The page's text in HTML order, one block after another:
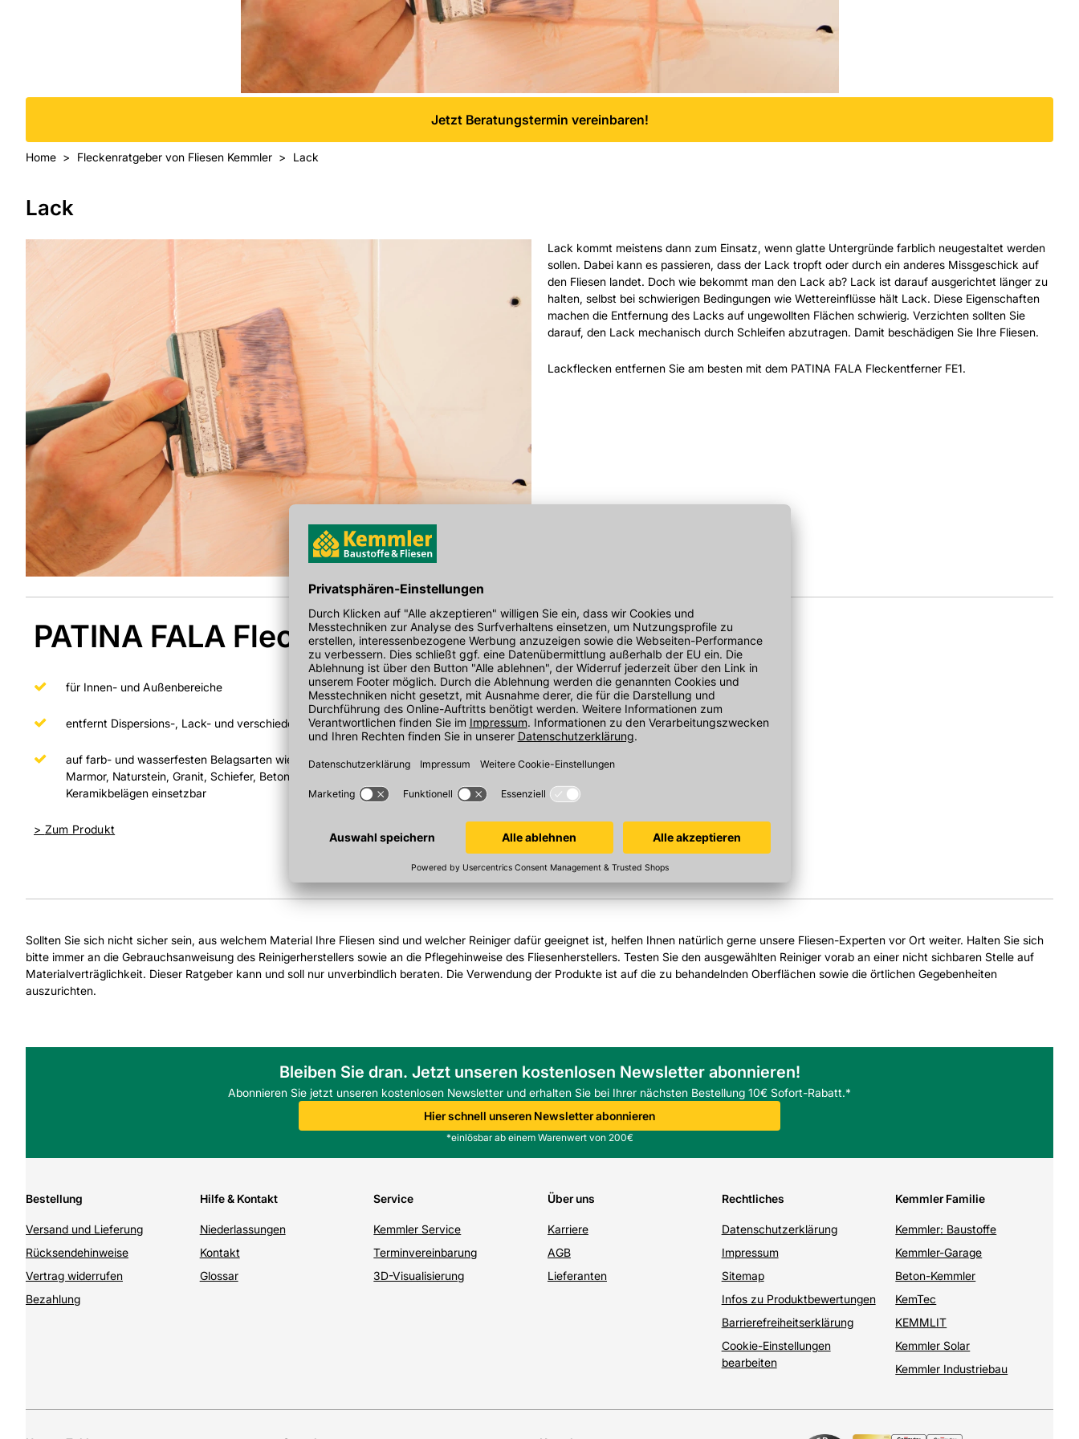
Jetzt Beratungstermin vereinbaren!
Home Fleckenratgeber von Fliesen Kemmler Lack
Lack
Lack kommt meistens dann zum Einsatz, wenn glatte Untergründe farblich neugestaltet werden
sollen. Dabei kann es passieren, dass der Lack tropft oder durch ein anderes Missgeschick auf
den Fliesen landet. Doch wie bekommt man den Lack ab? Lack ist darauf ausgerichtet länger zu
halten, selbst bei schwierigen Bedingungen wie Wettereinflüsse hält Lack. Diese Eigenschaften
machen die Entfernung des Lacks auf ungewollten Flächen schwierig. Verzichten sollten Sie
darauf, den Lack mechanisch durch Schleifen abzutragen. Damit beschädigen Sie Ihre Fliesen.
Lackflecken entfernen Sie am besten mit dem PATINA FALA Fleckentferner FE1.
PATINA FALA Fleckentferner FE1
für Innen- und Außenbereiche
entfernt Dispersions-, Lack- und verschiedene Graffitifarben, Wachse, Teer, Öle, Silikon
auf farb- und wasserfesten Belagsarten wie Fliesen, Cotto, Ton- und Ziegeltonplatten,
Marmor, Naturstein, Granit, Schiefer, Betonwerkstein, Feinsteinzeug und allen
Keramikbelägen einsetzbar
> Zum Produkt
Sollten Sie sich nicht sicher sein, aus welchem Material Ihre Fliesen sind und welcher Reiniger dafür geeignet ist, helfen Ihnen natürlich gerne unsere Fliesen-Experten vor Ort weiter. Halten Sie sich
bitte immer an die Gebrauchsanweisung des Reinigerherstellers sowie an die Pflegehinweise des Fliesenherstellers. Testen Sie den ausgewählten Reiniger vorab an einer nicht sichbaren Stelle auf
Materialverträglichkeit. Dieser Ratgeber kann und soll nur unverbindlich beraten. Die Verwendung der Produkte ist auf die zu behandelnden Oberflächen sowie die örtlichen Gegebenheiten
auszurichten.
Bleiben Sie dran. Jetzt unseren kostenlosen Newsletter abonnieren!
Abonnieren Sie jetzt unseren kostenlosen Newsletter und erhalten Sie bei Ihrer nächsten Bestellung 10€ Sofort-Rabatt.*
Hier schnell unseren Newsletter abonnieren
*einlösbar ab einem Warenwert von 200€
Bestellung
Versand und Lieferung
Rücksendehinweise
Vertrag widerrufen
Bezahlung
Hilfe & Kontakt
Niederlassungen
Kontakt
Glossar
Service
Kemmler Service
Terminvereinbarung
3D-Visualisierung
Über uns
Karriere
AGB
Lieferanten
Rechtliches
Datenschutzerklärung
Impressum
Sitemap
Infos zu Produktbewertungen
Barrierefreiheitserklärung
Cookie-Einstellungen
bearbeiten
Kemmler Familie
Kemmler: Baustoffe
Kemmler-Garage
Beton-Kemmler
KemTec
KEMMLIT
Kemmler Solar
Kemmler Industriebau